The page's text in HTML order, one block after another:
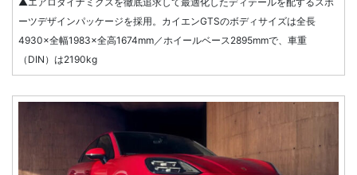
ーツデザインパッケージを採用。カイエンGTSのボディサイズは全長
4930×全幅1983×全高1674mm／ホイールベース2895mmで、車重
（DIN）は2190kg